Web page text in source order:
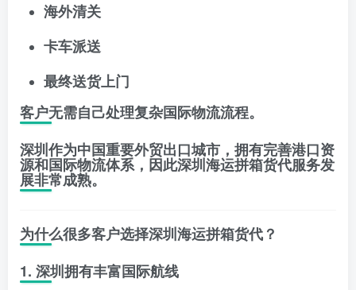
海外清关
卡车派送
最终送货上门
客户无需自己处理复杂国际物流流程。
深圳作为中国重要外贸出口城市，拥有完善港口资
源和国际物流体系，因此深圳海运拼箱货代服务发
展非常成熟。
为什么很多客户选择深圳海运拼箱货代？
1. 深圳拥有丰富国际航线